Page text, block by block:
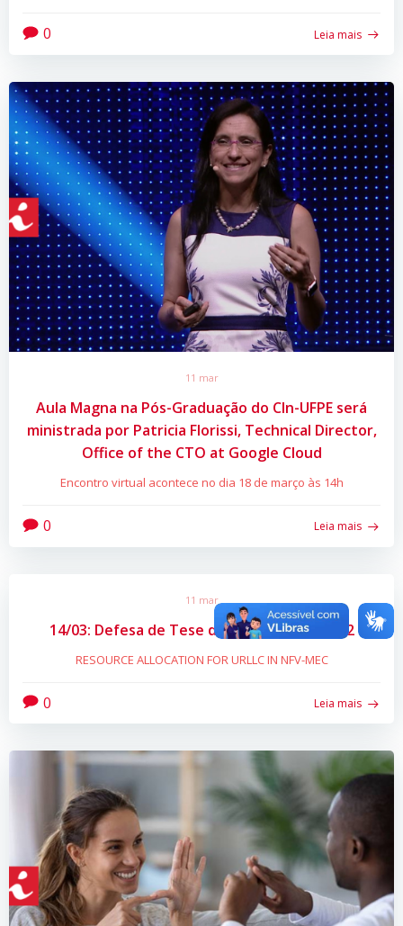
0 Leia mais
11 mar
Aula Magna na Pós-Graduação do CIn-UFPE será
ministrada por Patricia Florissi, Technical Director,
Office of the CTO at Google Cloud
Encontro virtual acontece no dia 18 de março às 14h
0 Leia mais
11 mar
14/03: Defesa de Tese de Doutorado Nº 552
RESOURCE ALLOCATION FOR URLLC IN NFV-MEC
0 Leia mais